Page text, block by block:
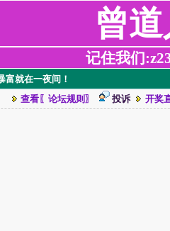
曾
记住我们
富就在一夜间！
查看〖论坛规则〗 投诉 开奖